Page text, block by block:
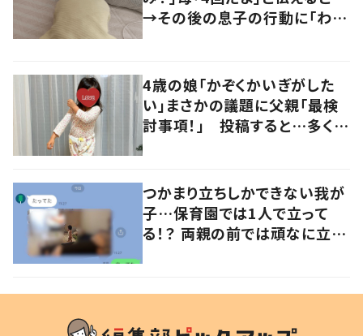
→その後の息子の行動に「わか
4歳の娘「かぞくかいぎがした
い」まさかの議題に父親「最検
討事項！」 投稿すると…多くの
つかまり立ちしかできない我が
子…保育園では1人で立って
る！？ 両親の前では頑なに立た